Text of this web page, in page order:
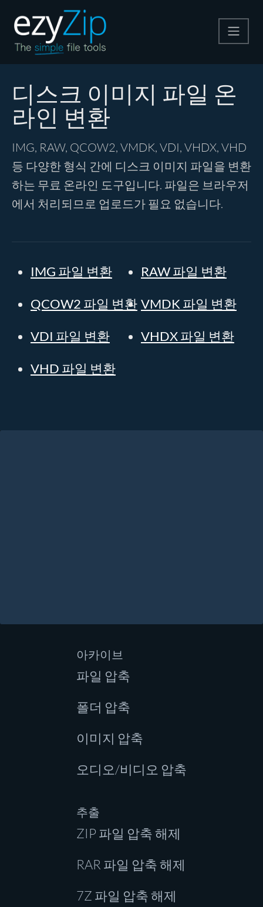
압축 해제
변환
기타 도구
디스크 이미지 파일 온
라인 변환
IMG, RAW, QCOW2, VMDK, VDI, VHDX, VHD
등 다양한 형식 간에 디스크 이미지 파일을 변환
하는 무료 온라인 도구입니다. 파일은 브라우저
에서 처리되므로 업로드가 필요 없습니다.
IMG 파일 변환 RAW 파일 변환
QCOW2 파일 변환 VMDK 파일 변환
VDI 파일 변환 VHDX 파일 변환
VHD 파일 변환
아카이브
파일 압축
폴더 압축
이미지 압축
오디오/비디오 압축
추출
ZIP 파일 압축 해제
RAR 파일 압축 해제
7Z 파일 압축 해제